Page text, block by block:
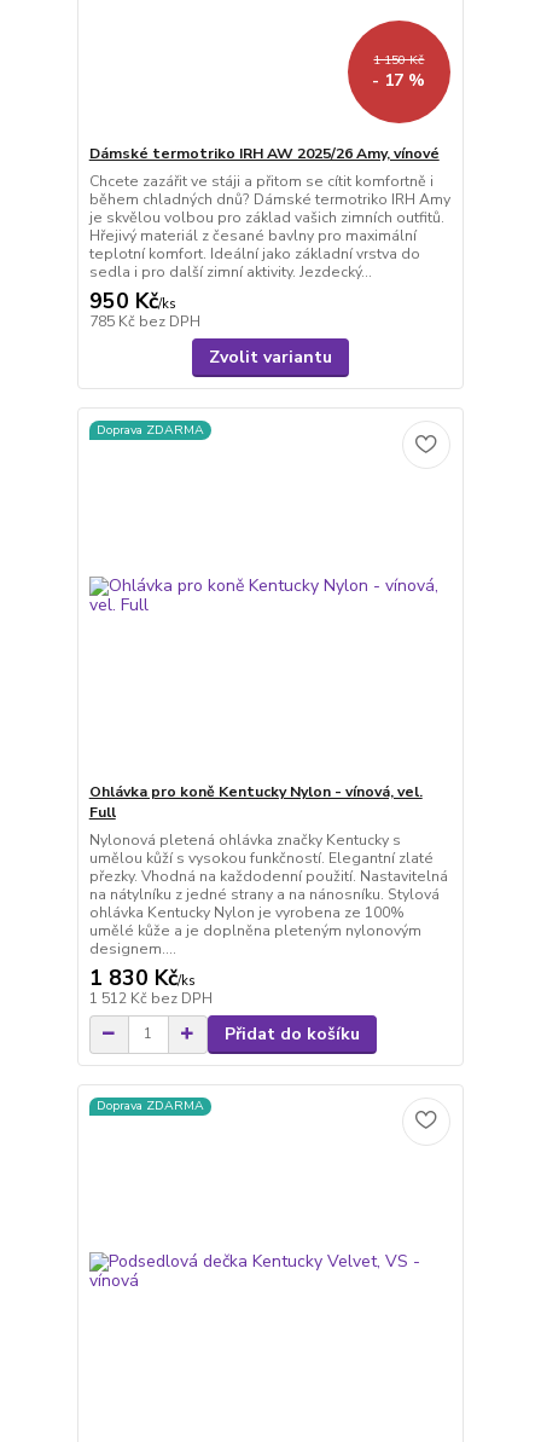
1 150 Kč
- 17 %
Dámské termotriko IRH AW 2025/26 Amy, vínové
Chcete zazářit ve stáji a přitom se cítit komfortně i
během chladných dnů? Dámské termotriko IRH Amy
je skvělou volbou pro základ vašich zimních outfitů.
Hřejivý materiál z česané bavlny pro maximální
teplotní komfort. Ideální jako základní vrstva do
sedla i pro další zimní aktivity. Jezdecký...
950 Kč/ks
785 Kč bez DPH
Zvolit variantu
Doprava ZDARMA
Ohlávka pro koně Kentucky Nylon - vínová, vel.
Full
Nylonová pletená ohlávka značky Kentucky s
umělou kůží s vysokou funkčností. Elegantní zlaté
přezky. Vhodná na každodenní použití. Nastavitelná
na nátylníku z jedné strany a na nánosníku. Stylová
ohlávka Kentucky Nylon je vyrobena ze 100%
umělé kůže a je doplněna pleteným nylonovým
designem....
1 830 Kč/ks
1 512 Kč bez DPH
Přidat do košíku
Doprava ZDARMA